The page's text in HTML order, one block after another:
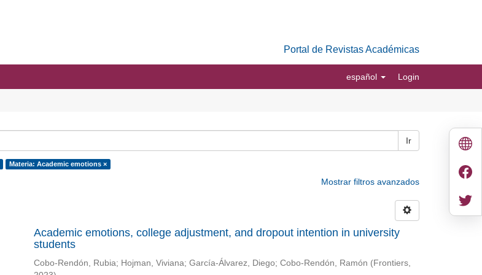
Portal de Revistas Académicas
español Login
Ir
Materia: Academic emotions ×
Mostrar filtros avanzados
Academic emotions, college adjustment, and dropout intention in university
students
Cobo-Rendón, Rubia; Hojman, Viviana; García-Álvarez, Diego; Cobo-Rendón, Ramón (Frontiers,